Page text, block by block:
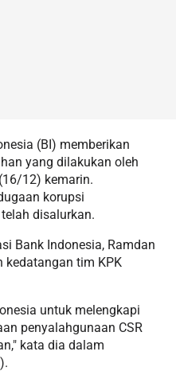
(BI) memberikan
yang dilakukan oleh
12) kemarin.
korupsi
disalurkan.
Bank Indonesia, Ramdan
kedatangan tim KPK
untuk melengkapi
penyalahgunaan CSR
kata dia dalam